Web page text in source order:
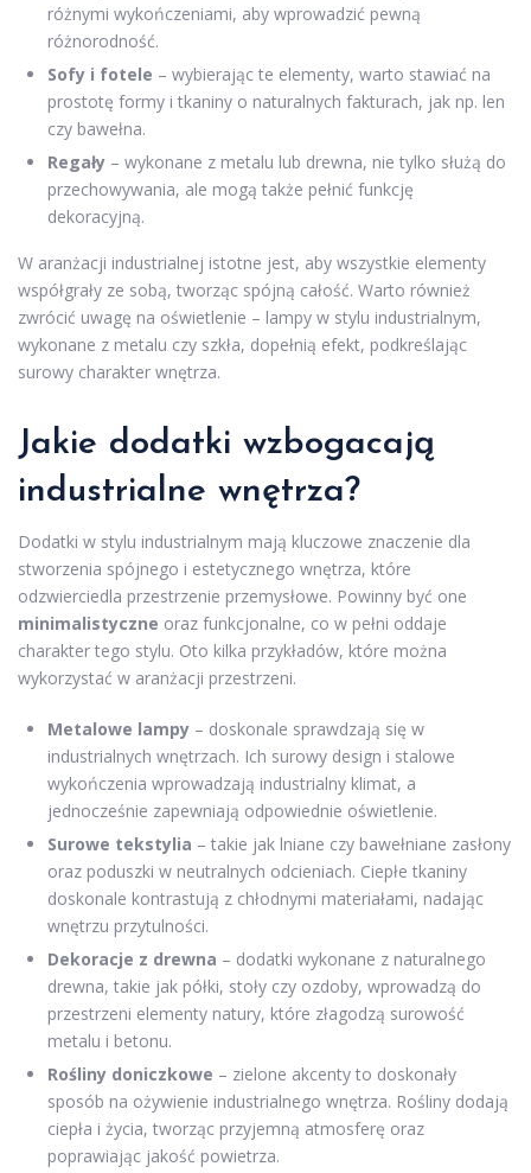
różnymi wykończeniami, aby wprowadzić pewną
różnorodność.
Sofy i fotele – wybierając te elementy, warto stawiać na
prostotę formy i tkaniny o naturalnych fakturach, jak np. len
czy bawełna.
Regały – wykonane z metalu lub drewna, nie tylko służą do
przechowywania, ale mogą także pełnić funkcję
dekoracyjną.
W aranżacji industrialnej istotne jest, aby wszystkie elementy
współgrały ze sobą, tworząc spójną całość. Warto również
zwrócić uwagę na oświetlenie – lampy w stylu industrialnym,
wykonane z metalu czy szkła, dopełnią efekt, podkreślając
surowy charakter wnętrza.
Jakie dodatki wzbogacają
industrialne wnętrza?
Dodatki w stylu industrialnym mają kluczowe znaczenie dla
stworzenia spójnego i estetycznego wnętrza, które
odzwierciedla przestrzenie przemysłowe. Powinny być one
minimalistyczne oraz funkcjonalne, co w pełni oddaje
charakter tego stylu. Oto kilka przykładów, które można
wykorzystać w aranżacji przestrzeni.
Metalowe lampy – doskonale sprawdzają się w
industrialnych wnętrzach. Ich surowy design i stalowe
wykończenia wprowadzają industrialny klimat, a
jednocześnie zapewniają odpowiednie oświetlenie.
Surowe tekstylia – takie jak lniane czy bawełniane zasłony
oraz poduszki w neutralnych odcieniach. Ciepłe tkaniny
doskonale kontrastują z chłodnymi materiałami, nadając
wnętrzu przytulności.
Dekoracje z drewna – dodatki wykonane z naturalnego
drewna, takie jak półki, stoły czy ozdoby, wprowadzą do
przestrzeni elementy natury, które złagodzą surowość
metalu i betonu.
Rośliny doniczkowe – zielone akcenty to doskonały
sposób na ożywienie industrialnego wnętrza. Rośliny dodają
ciepła i życia, tworząc przyjemną atmosferę oraz
poprawiając jakość powietrza.